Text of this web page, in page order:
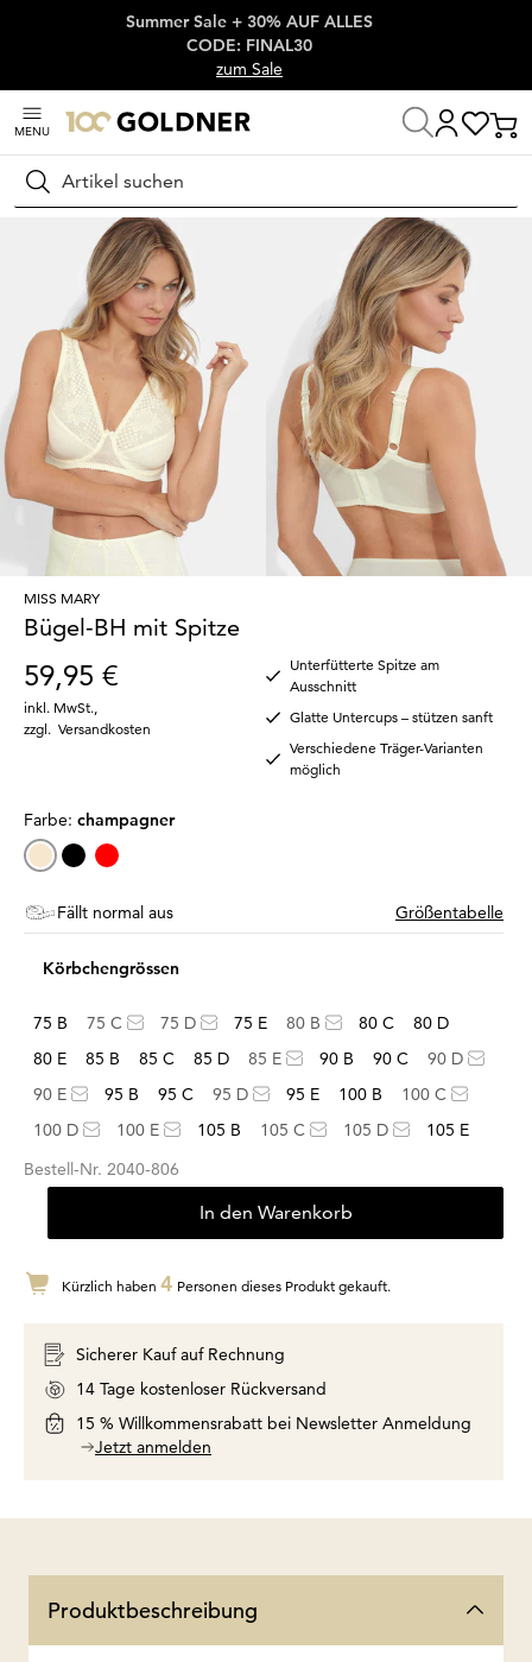
Überspringe Navigation, direkt zum Content
Summer Sale + 30% AUF ALLES
CODE: FINAL30
zum Sale
MENU
Suchen
Startseite Wäsche & Bademode
MISS MARY
Bügel-BH mit Spitze
59,95 €
inkl. MwSt.
zzgl. Versandkosten
Unterfütterte Spitze am
Ausschnitt
Glatte Untercups – stützen sanft
Verschiedene Träger-Varianten
möglich
Farbe: champagner
Fällt normal aus Größentabelle
Körbchengrössen
75 B 75 C 75 D 75 E 80 B 80 C
80 D
80 E
85 B 85 C 85 D 85 E 90 B 90 C
90 D
90 E
95 B 95 C 95 D 95 E 100 B
100 C
100 D
100 E 105 B 105 C 105 D
105 E
Bestell-Nr. 2040-806
In den Warenkorb
Kürzlich haben 4 Personen dieses Produkt gekauft.
Sicherer Kauf auf Rechnung
14 Tage kostenloser Rückversand
15 % Willkommensrabatt bei Newsletter Anmeldung
Jetzt anmelden
Produktbeschreibung